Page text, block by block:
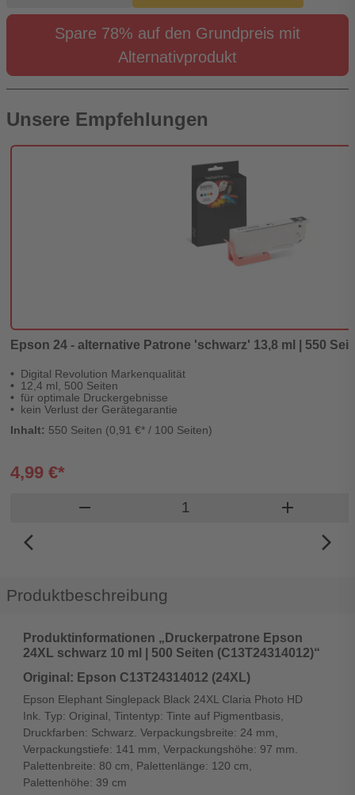
Spare 78% auf den Grundpreis mit
Alternativprodukt
Unsere Empfehlungen
Epson 24 - alternative Patrone 'schwarz' 13,8 ml | 550
Digital Revolution Markenqualität
12,4 ml, 500 Seiten
für optimale Druckergebnisse
kein Verlust der Gerätegarantie
Inhalt: 550 Seiten (0,91 €* / 100 Seiten)
4,99 €*
remove Produkt Warenkorb Menge
add
arrow_back_ios_new
arrow_forward_ios
Produktbeschreibung
Produktinformationen „Druckerpatrone Epson
24XL schwarz 10 ml | 500 Seiten (C13T24314012)“
Original: Epson C13T24314012 (24XL)
Epson Elephant Singlepack Black 24XL Claria Photo HD
Ink. Typ: Original, Tintentyp: Tinte auf Pigmentbasis,
Druckfarben: Schwarz. Verpackungsbreite: 24 mm,
Verpackungstiefe: 141 mm, Verpackungshöhe: 97 mm.
Palettenbreite: 80 cm, Palettenlänge: 120 cm,
Palettenhöhe: 39 cm